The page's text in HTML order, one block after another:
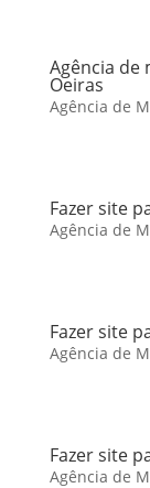
Agência de
Oeiras
Agência de
Fazer site
Agência de
Fazer site
Agência de
Fazer site
Agência de